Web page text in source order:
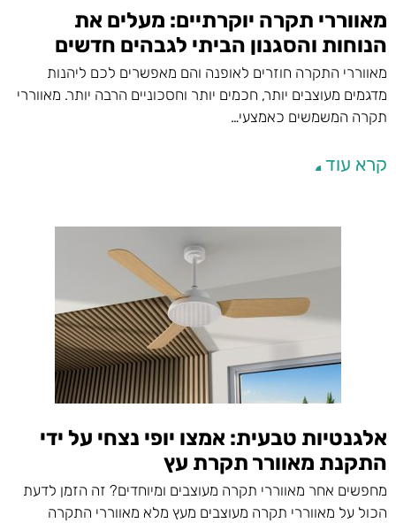
מאווררי תקרה יוקרתיים: מעלים את
הנוחות והסגנון הביתי לגבהים חדשים
מאווררי התקרה חוזרים לאופנה והם מאפשרים לכם ליהנות
מדגמים מעוצבים יותר, חכמים יותר וחסכוניים הרבה יותר. מאווררי
תקרה המשמשים כאמצעי…
קרא עוד
אלגנטיות טבעית: אמצו יופי נצחי על ידי
התקנת מאוורר תקרת עץ
מחפשים אחר מאווררי תקרה מעוצבים ומיוחדים? זה הזמן לדעת
הכול על מאווררי תקרה מעוצבים מעץ מלא מאווררי התקרה